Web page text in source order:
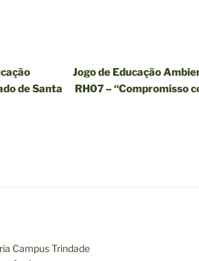
de Santa
Jogo de Educação
RH07 – “Compromisso
Campus Trindade